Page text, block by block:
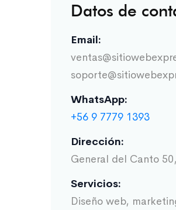
Datos de
Email:
WhatsApp:
+56 9 7779 1393
Dirección:
General del Canto
Servicios:
Diseño web,